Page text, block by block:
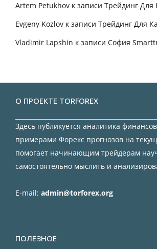
Artem Petukhov к записи Трейдинг Для
Evgeny Kozlov к записи Трейдинг Для
Vladimir Lapshin к записи София
О ПРОЕКТЕ TORFOREX
Здесь публикуется аналитика
примерами Форекс прогнозов на
помогает начинающим трейдерам
самостоятельно мыслить и
E-mail: admin@torforex.org
ПОЛЕЗНОЕ